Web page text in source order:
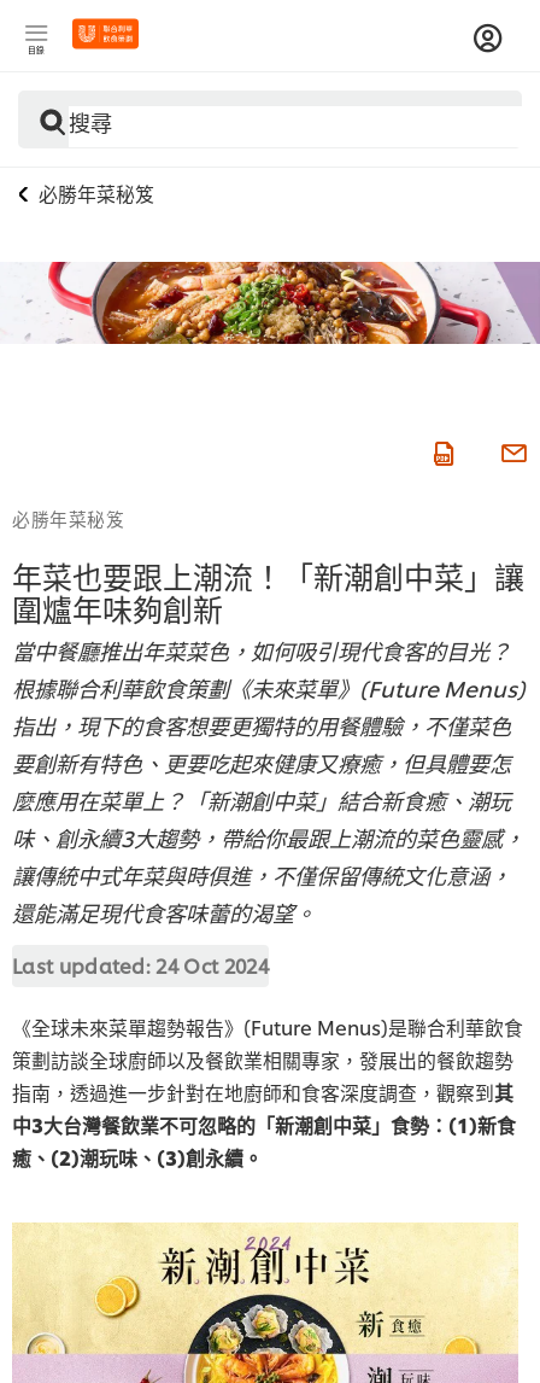
目錄
搜尋
必勝年菜秘笈
必勝年菜秘笈
年菜也要跟上潮流！「新潮創中菜」讓
圍爐年味夠創新
當中餐廳推出年菜菜色，如何吸引現代食客的目光？
根據聯合利華飲食策劃《未來菜單》(Future Menus)
指出，現下的食客想要更獨特的用餐體驗，不僅菜色
要創新有特色、更要吃起來健康又療癒，但具體要怎
麼應用在菜單上？「新潮創中菜」結合新食癒、潮玩
味、創永續3大趨勢，帶給你最跟上潮流的菜色靈感，
讓傳統中式年菜與時俱進，不僅保留傳統文化意涵，
還能滿足現代食客味蕾的渴望。
Last updated: 24 Oct 2024
《全球未來菜單趨勢報告》(Future Menus)是聯合利華飲食
策劃訪談全球廚師以及餐飲業相關專家，發展出的餐飲趨勢
指南，透過進一步針對在地廚師和食客深度調查，觀察到其
中3大台灣餐飲業不可忽略的「新潮創中菜」食勢：(1)新食
癒、(2)潮玩味、(3)創永續。